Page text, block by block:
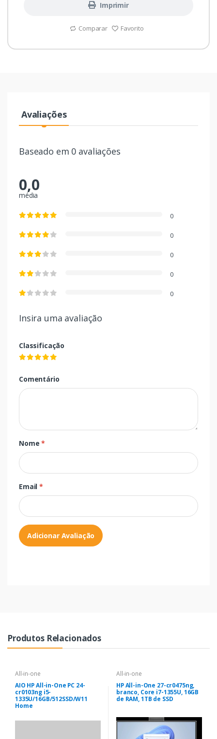
Imprimir
Comparar Favorito
Avaliações
Baseado em 0 avaliações
0,0
média
0
0
0
0
0
Insira uma avaliação
Classificação
Comentário
Nome*
Email*
Adicionar Avaliação
Produtos Relacionados
All-in-one
AIO HP All-in-One PC 24-
cr0103ng i5-
1335U/16GB/512SSD/W11
Home
All-in-one
HP All-in-One 27-cr0475ng,
branco, Core i7-1355U, 16GB
de RAM, 1TB de SSD